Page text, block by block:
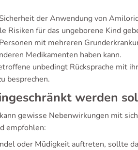
der Anwendung von
Risiken für das ungeborene Kind
mit mehreren
Medikamenten haben kann.
unbedingt Rücksprache mit
besprechen.
werden
gewisse Nebenwirkungen mit
empfohlen:
oder Müdigkeit auftreten, sollte